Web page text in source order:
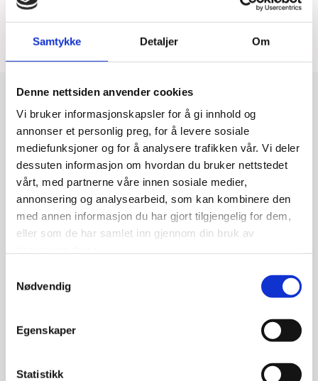
Samtykke Detaljer Om
Denne nettsiden anvender cookies
Vi bruker informasjonskapsler for å gi innhold og
annonser et personlig preg, for å levere sosiale
mediefunksjoner og for å analysere trafikken vår. Vi deler
dessuten informasjon om hvordan du bruker nettstedet
vårt, med partnerne våre innen sosiale medier,
annonsering og analysearbeid, som kan kombinere den
med annen informasjon du har gjort tilgjengelig for dem,
eller som de har samlet inn gjennom din bruk av
Nødvendig
Egenskaper
Statistikk
alle typer byggeprosjekter.
Direktoratet for byggkvalitet
Vi legger stor vekt på kontinuerlig opplæring og
utvikling av våre ansatte og lærlinger, og er
alltid oppdatert på de nyeste teknikkene og
materialene i bransjen. Dette sikrer at vi kan
tilby våre kunder den beste kvaliteten og
løsningene for deres prosjekter.